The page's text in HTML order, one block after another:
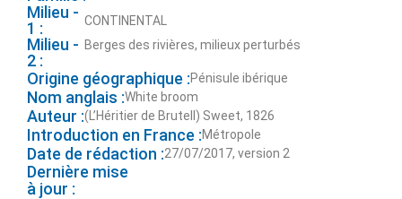
Milieu -
1 :
CONTINENTAL
Milieu -
2 :
Berges des rivières, milieux perturbés
Origine géographique :Pénisule ibérique
Nom anglais :White broom
Auteur :(L’Héritier de Brutell) Sweet, 1826
Introduction en France :Métropole
Date de rédaction :27/07/2017, version 2
Dernière mise
à jour :